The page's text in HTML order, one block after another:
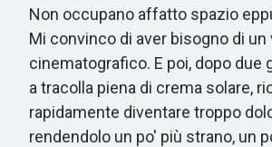
Non occupano affatto spazio
Mi convinco di aver bisogno di
cinematografico. E poi, dopo
a tracolla piena di crema solare,
rapidamente diventare troppo
rendendolo un po' più strano, un